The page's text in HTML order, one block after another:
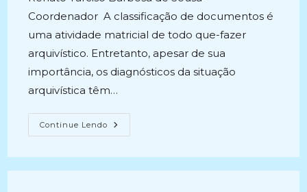
Coordenador A classificação de documentos é
uma atividade matricial de todo que-fazer
arquivístico. Entretanto, apesar de sua
importância, os diagnósticos da situação
arquivística têm…
Continue Lendo A
CLASSIFICAÇÃO
DE